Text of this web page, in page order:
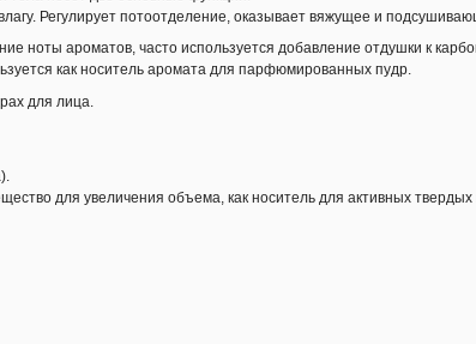
Регулирует потоотделение, оказывает вяжущее и
ноты ароматов, часто используется добавление отдушки к
как носитель аромата для парфюмированных пудр.
для лица.
для увеличения объема, как носитель для активных твердых